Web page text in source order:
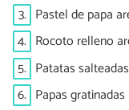
3. Pastel de papa
4. Rocoto relleno
5. Patatas
6. Papas gratinadas